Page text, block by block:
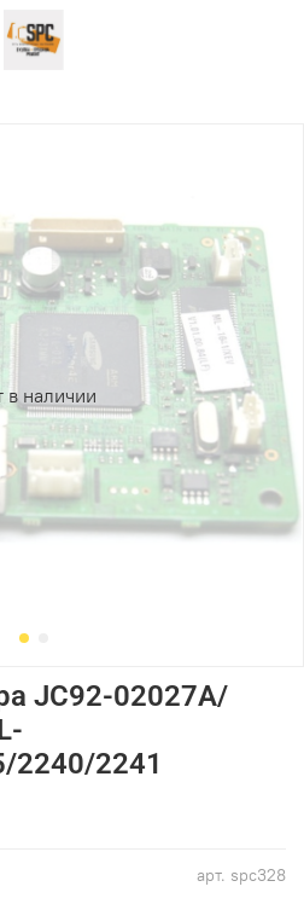
в наличии
арт. spc328
JC92-02027A/
2240/2241